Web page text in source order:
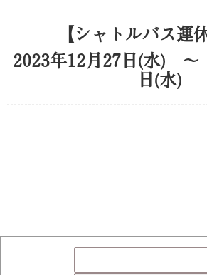
【シャトルバス運
2023年12月27日(水)
日(水)